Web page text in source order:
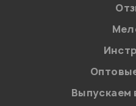
Выпускаем